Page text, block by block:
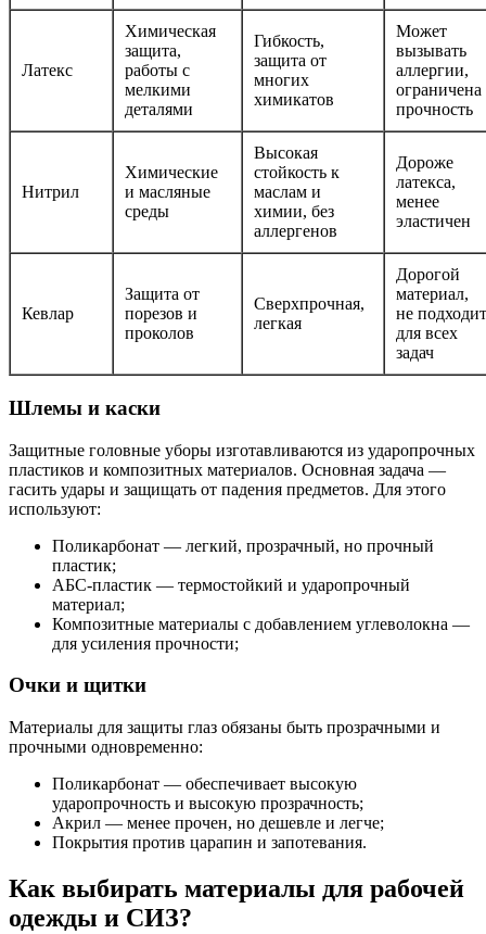
Латекс
Химическая
защита,
работы с
мелкими
деталями
Гибкость,
защита от
многих
химикатов
Может
вызывать
аллергии,
ограничена
прочность
Нитрил
Химические
и масляные
среды
Высокая
стойкость к
маслам и
химии, без
аллергенов
Дороже
латекса,
менее
эластичен
Кевлар
Защита от
порезов и
проколов
Сверхпрочная,
легкая
Дорогой
материал,
не подходит
для всех
задач
Шлемы и каски
Защитные головные уборы изготавливаются из ударопрочных
пластиков и композитных материалов. Основная задача —
гасить удары и защищать от падения предметов. Для этого
используют:
Поликарбонат — легкий, прозрачный, но прочный
пластик;
АБС-пластик — термостойкий и ударопрочный
материал;
Композитные материалы с добавлением углеволокна —
для усиления прочности;
Очки и щитки
Материалы для защиты глаз обязаны быть прозрачными и
прочными одновременно:
Поликарбонат — обеспечивает высокую
ударопрочность и высокую прозрачность;
Акрил — менее прочен, но дешевле и легче;
Покрытия против царапин и запотевания.
Как выбирать материалы для рабочей
одежды и СИЗ?